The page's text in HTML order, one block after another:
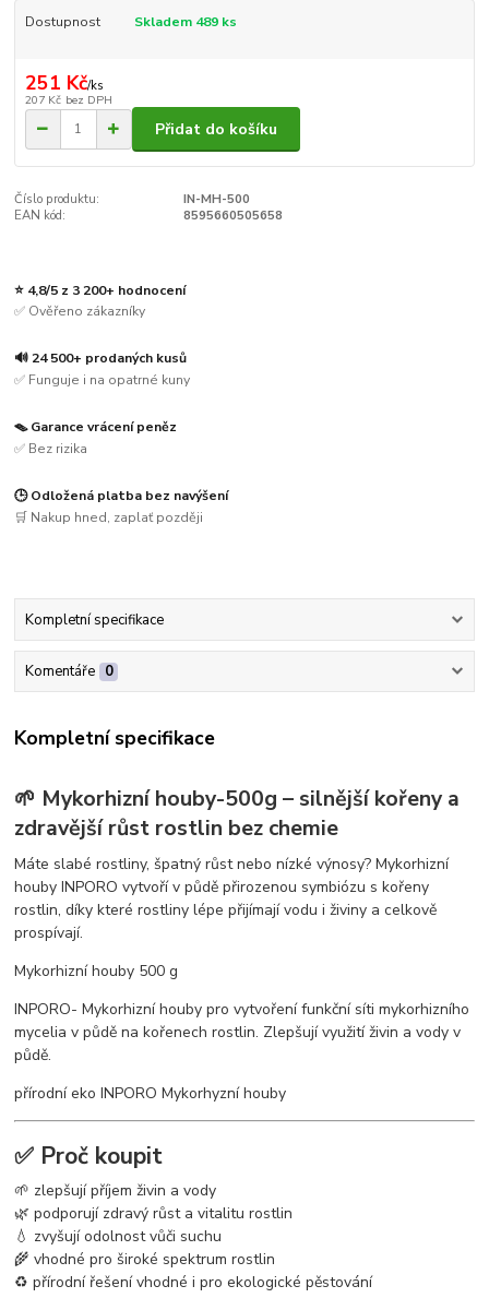
Dostupnost Skladem 489 ks
251 Kč/ks
207 Kč bez DPH
Přidat do košíku
Číslo produktu:
IN-MH-500
EAN kód:
8595660505658
⭐ 4,8/5 z 3 200+ hodnocení
✅ Ověřeno zákazníky
🔊 24 500+ prodaných kusů
✅ Funguje i na opatrné kuny
🪤 Garance vrácení peněz
✅ Bez rizika
🕒 Odložená platba bez navýšení
🛒 Nakup hned, zaplať později
Kompletní specifikace
Komentáře 0
Kompletní specifikace
🌱 Mykorhizní houby-500g – silnější kořeny a
zdravější růst rostlin bez chemie
Máte slabé rostliny, špatný růst nebo nízké výnosy? Mykorhizní
houby INPORO vytvoří v půdě přirozenou symbiózu s kořeny
rostlin, díky které rostliny lépe přijímají vodu i živiny a celkově
prospívají.
Mykorhizní houby 500 g
INPORO- Mykorhizní houby pro vytvoření funkční síti mykorhizního
mycelia v půdě na kořenech rostlin. Zlepšují využití živin a vody v
půdě.
přírodní eko INPORO Mykorhyzní houby
✅ Proč koupit
🌱 zlepšují příjem živin a vody
🌿 podporují zdravý růst a vitalitu rostlin
💧 zvyšují odolnost vůči suchu
🌾 vhodné pro široké spektrum rostlin
♻️ přírodní řešení vhodné i pro ekologické pěstování